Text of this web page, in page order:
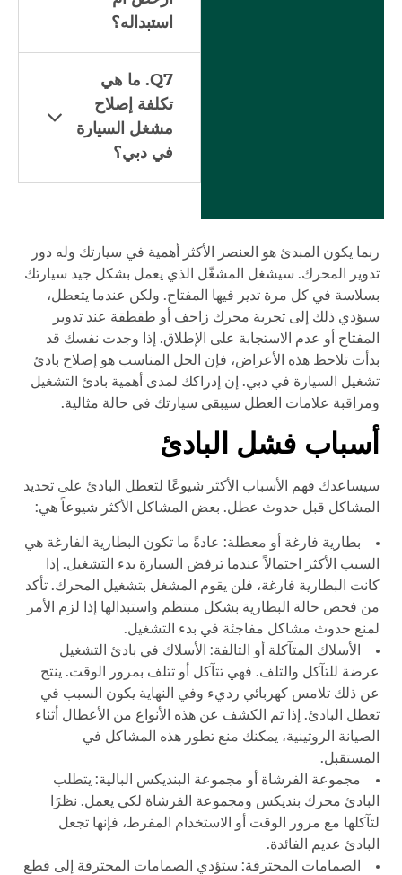
استبداله؟
Q7. ما هي
تكلفة إصلاح
مشغل السيارة
في دبي؟
ربما يكون المبدئ هو العنصر الأكثر أهمية في سيارتك وله دور
تدوير المحرك. سيشغل المشغّل الذي يعمل بشكل جيد سيارتك
بسلاسة في كل مرة تدير فيها المفتاح. ولكن عندما يتعطل،
سيؤدي ذلك إلى تجربة محرك زاحف أو طقطقة عند تدوير
المفتاح أو عدم الاستجابة على الإطلاق. إذا وجدت نفسك قد
بدأت تلاحظ هذه الأعراض، فإن الحل المناسب هو إصلاح بادئ
تشغيل السيارة في دبي. إن إدراكك لمدى أهمية بادئ التشغيل
ومراقبة علامات العطل سيبقي سيارتك في حالة مثالية.
أسباب فشل البادئ
سيساعدك فهم الأسباب الأكثر شيوعًا لتعطل البادئ على تحديد
المشاكل قبل حدوث عطل. بعض المشاكل الأكثر شيوعاً هي:
بطارية فارغة أو معطلة: عادةً ما تكون البطارية الفارغة هي
السبب الأكثر احتمالاً عندما ترفض السيارة بدء التشغيل. إذا
كانت البطارية فارغة، فلن يقوم المشغل بتشغيل المحرك. تأكد
من فحص حالة البطارية بشكل منتظم واستبدالها إذا لزم الأمر
لمنع حدوث مشاكل مفاجئة في بدء التشغيل.
الأسلاك المتآكلة أو التالفة: الأسلاك في بادئ التشغيل
عرضة للتآكل والتلف. فهي تتآكل أو تتلف بمرور الوقت. ينتج
عن ذلك تلامس كهربائي رديء وفي النهاية يكون السبب في
تعطل البادئ. إذا تم الكشف عن هذه الأنواع من الأعطال أثناء
الصيانة الروتينية، يمكنك منع تطور هذه المشاكل في
المستقبل.
مجموعة الفرشاة أو مجموعة البنديكس البالية: يتطلب
البادئ محرك بنديكس ومجموعة الفرشاة لكي يعمل. نظرًا
لتآكلها مع مرور الوقت أو الاستخدام المفرط، فإنها تجعل
البادئ عديم الفائدة.
الصمامات المحترقة: ستؤدي الصمامات المحترقة إلى قطع